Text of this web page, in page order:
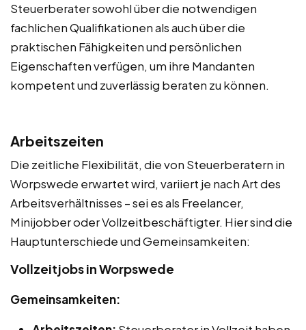
Steuerberater sowohl über die notwendigen
fachlichen Qualifikationen als auch über die
praktischen Fähigkeiten und persönlichen
Eigenschaften verfügen, um ihre Mandanten
kompetent und zuverlässig beraten zu können.
Arbeitszeiten
Die zeitliche Flexibilität, die von Steuerberatern in
Worpswede erwartet wird, variiert je nach Art des
Arbeitsverhältnisses – sei es als Freelancer,
Minijobber oder Vollzeitbeschäftigter. Hier sind die
Hauptunterschiede und Gemeinsamkeiten:
Vollzeitjobs in Worpswede
Gemeinsamkeiten: